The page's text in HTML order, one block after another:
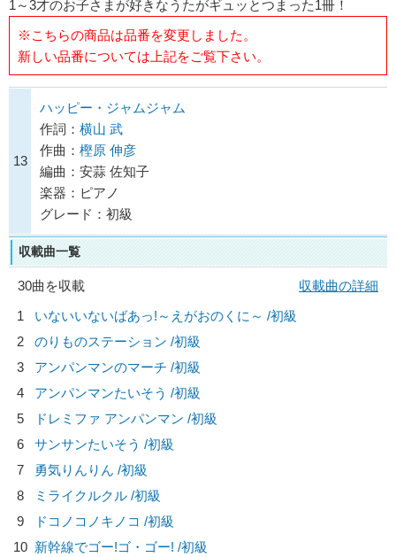
1～3才のお子さまが好きなうたがギュッとつまった1冊！
※こちらの商品は品番を変更しました。
新しい品番については上記をご覧下さい。
13
ハッピー・ジャムジャム
作詞： 横山 武
作曲： 樫原 伸彦
編曲：安蒜 佐知子
楽器：ピアノ
グレード：初級
収載曲一覧
30曲を収載
収載曲の詳細
1
いないいないばあっ!～えがおのくに～ /初級
2
のりものステーション /初級
3
アンパンマンのマーチ /初級
4
アンパンマンたいそう /初級
5
ドレミファ アンパンマン /初級
6
サンサンたいそう /初級
7
勇気りんりん /初級
8
ミライクルクル /初級
9
ドコノコノキノコ /初級
10 新幹線でゴー!ゴ・ゴー! /初級